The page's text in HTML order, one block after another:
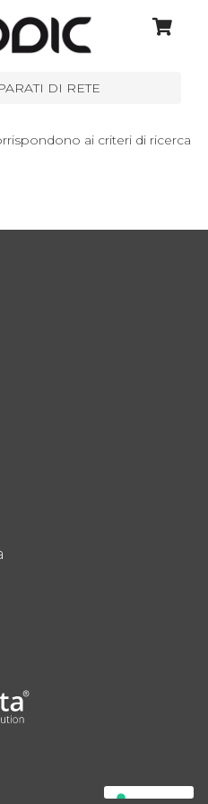
DI RETE
ai criteri di ricerca